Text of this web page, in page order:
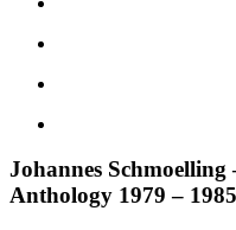
Johannes
Anthology 1979 – 1985